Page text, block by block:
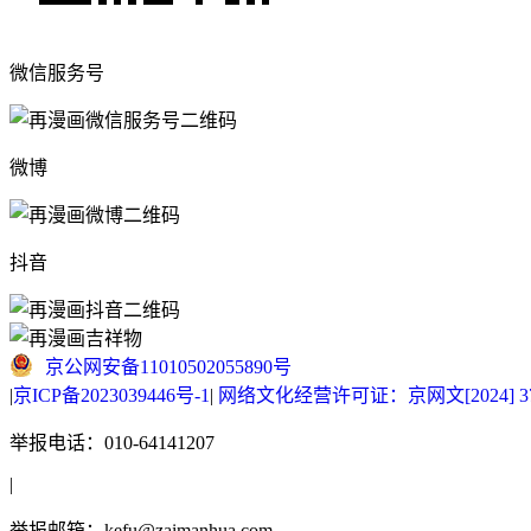
微信服务号
微博
抖音
京公网安备11010502055890号
|京ICP备2023039446号-1 | 网络文化经营许可证：京网文[2024]
举报电话：010-64141207
|